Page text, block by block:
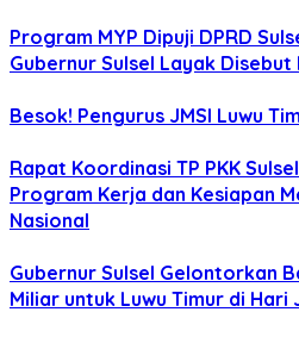
Program MYP Dipuji DPRD
Gubernur Sulsel Layak
Besok! Pengurus JMSI Luwu
Rapat Koordinasi TP PKK
Program Kerja dan Kesiapan
Nasional
Gubernur Sulsel Gelontorkan
Miliar untuk Luwu Timur di Hari